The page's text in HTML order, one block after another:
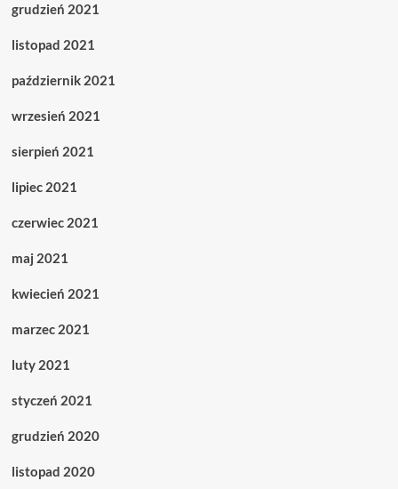
grudzień 2021
listopad 2021
październik 2021
wrzesień 2021
sierpień 2021
lipiec 2021
czerwiec 2021
maj 2021
kwiecień 2021
marzec 2021
luty 2021
styczeń 2021
grudzień 2020
listopad 2020